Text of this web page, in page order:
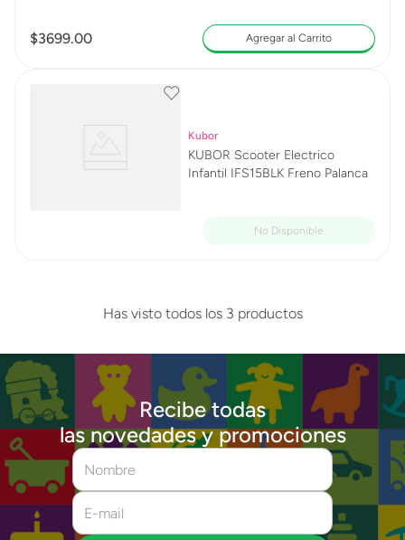
$3699.00 Agregar al Carrito
Kubor
KUBOR Scooter Electrico
Infantil IFS15BLK Freno Palanca
Has visto todos los 3 productos
Recibe todas
las novedades y promociones